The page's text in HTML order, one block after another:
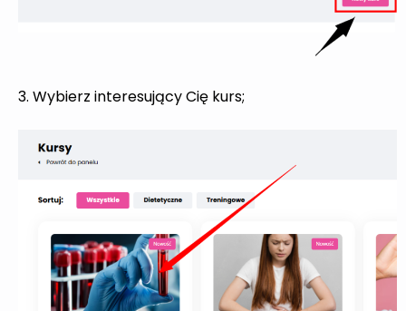
3. Wybierz interesujący Cię kurs;